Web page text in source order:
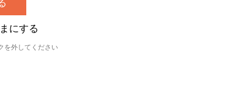
にする
を外してください